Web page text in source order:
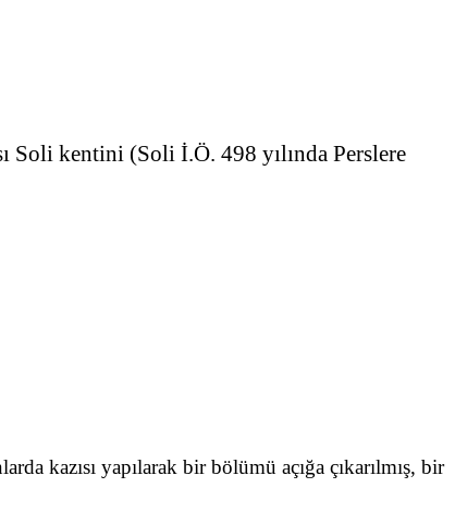
Soli kentini (Soli İ.Ö. 498 yılında Perslere
kazısı yapılarak bir bölümü açığa çıkarılmış, bir